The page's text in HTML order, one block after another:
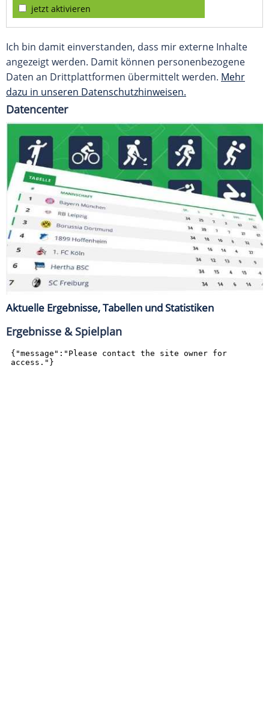
jetzt aktivieren
Ich bin damit einverstanden, dass mir externe Inhalte
angezeigt werden. Damit können personenbezogene
Daten an Drittplattformen übermittelt werden. Mehr
dazu in unseren Datenschutzhinweisen.
Datencenter
Aktuelle Ergebnisse, Tabellen und Statistiken
Ergebnisse & Spielplan